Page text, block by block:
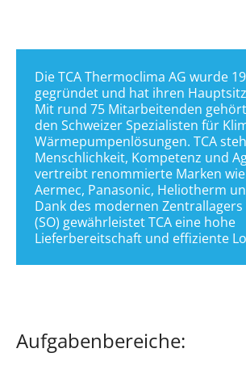
Die TCA Thermoclima AG wurde
gegründet und hat ihren Hauptsitz
Mit rund 75 Mitarbeitenden
den Schweizer Spezialisten für
Wärmepumpenlösungen. TCA
Menschlichkeit, Kompetenz und
vertreibt renommierte Marken
Aermec, Panasonic, Heliotherm
Dank des modernen Zentrallagers
(SO) gewährleistet TCA eine hohe
Lieferbereitschaft und effiziente
Aufgabenbereiche: